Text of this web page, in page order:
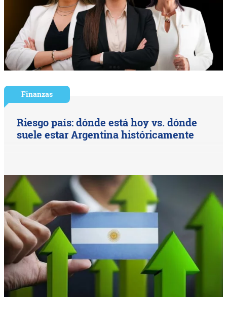
Finanzas
Riesgo país: dónde está hoy vs. dónde
suele estar Argentina históricamente